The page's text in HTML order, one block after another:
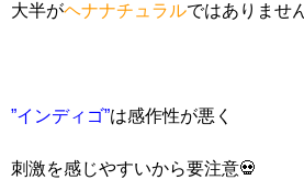
大半がヘナナチュラルではありません
”インディゴ”は感作性が悪く
刺激を感じやすいから要注意💀